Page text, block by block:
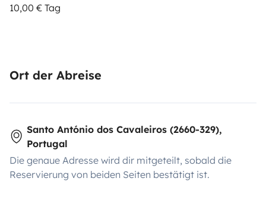
10,00 € Tag
Ort der Abreise
Santo António dos Cavaleiros (2660-329),
Portugal
Die genaue Adresse wird dir mitgeteilt, sobald die
Reservierung von beiden Seiten bestätigt ist.